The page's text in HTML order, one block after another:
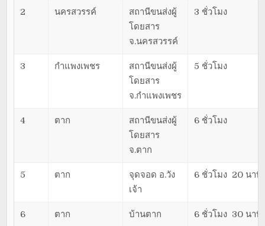
2 นครสวรรค์
สถานีขนส่งผู้
โดยสาร
จ.นครสวรรค์
3 ชั่วโมง
3 กำแพงเพชร
สถานีขนส่งผู้
โดยสาร
จ.กำแพงเพชร
5 ชั่วโมง
4 ตาก
สถานีขนส่งผู้
โดยสาร
จ.ตาก
6 ชั่วโมง
5 ตาก
จุดจอด อ.วัง
เจ้า
6 ชั่วโมง 20 นาที
6 ตาก บ้านตาก 6 ชั่วโมง 30 นาที